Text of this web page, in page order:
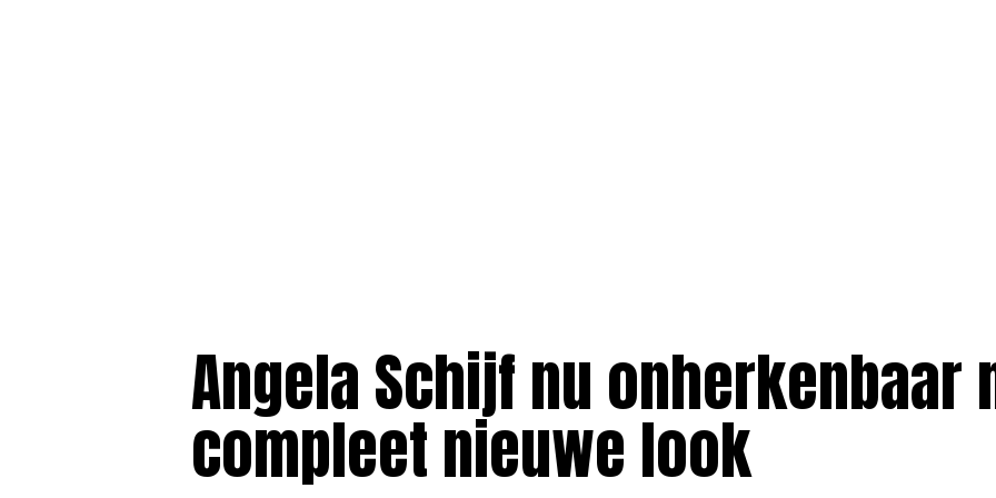
Angela Schijf nu onherkenbaar
compleet nieuwe look